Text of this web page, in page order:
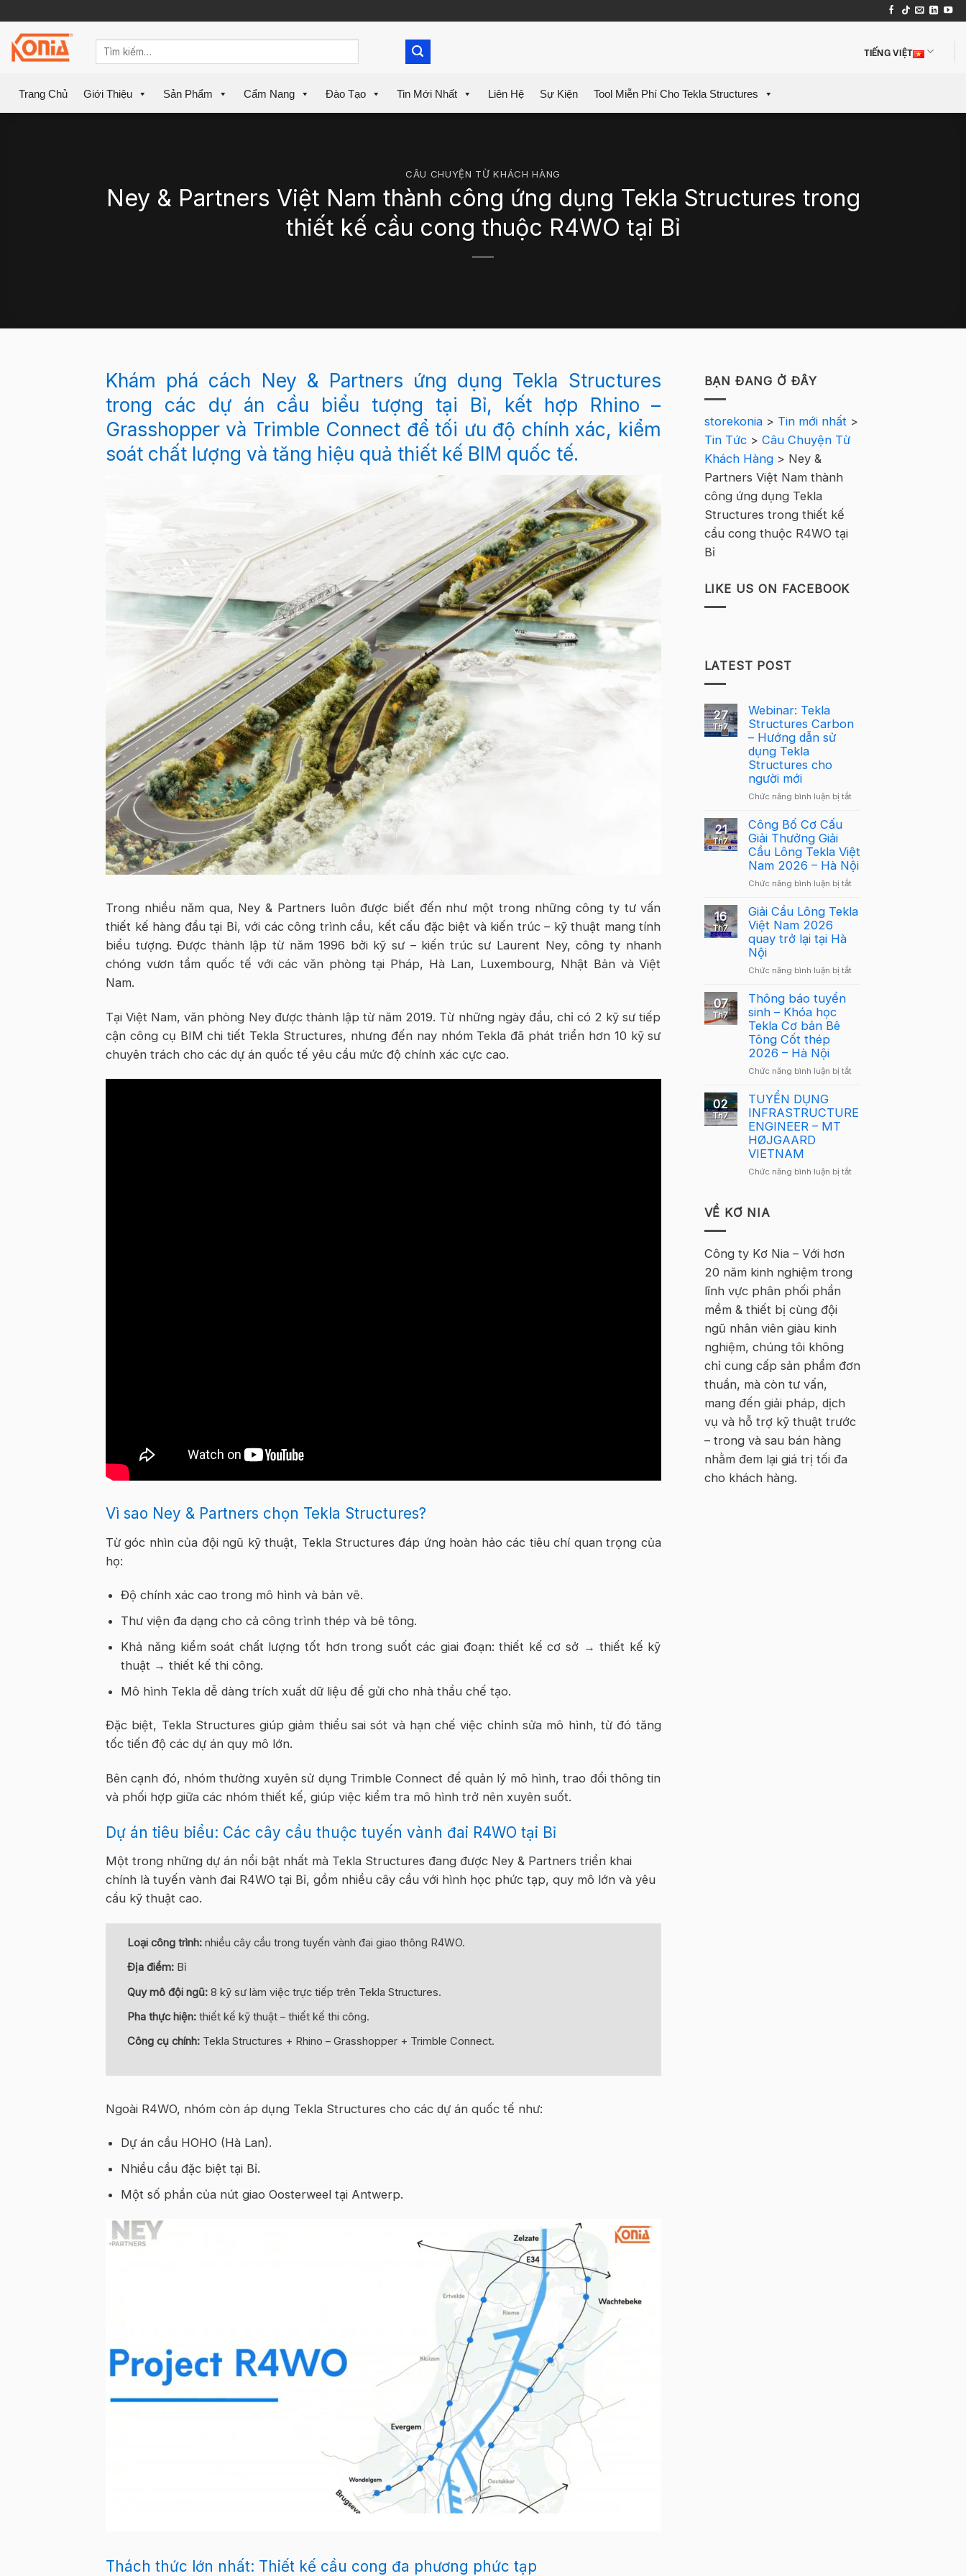
content
TIẾNG VIỆT
Trang Chủ Giới Thiệu Sản Phẩm Cẩm Nang Đào Tạo Tin Mới Nhất Liên Hệ Sự Kiện Tool Miễn Phí Cho Tekla Structures
CÂU CHUYỆN TỪ KHÁCH HÀNG
Ney & Partners Việt Nam thành công ứng dụng Tekla Structures trong
thiết kế cầu cong thuộc R4WO tại Bỉ
Khám phá cách Ney & Partners ứng dụng Tekla Structures
trong các dự án cầu biểu tượng tại Bỉ, kết hợp Rhino –
Grasshopper và Trimble Connect để tối ưu độ chính xác, kiểm
soát chất lượng và tăng hiệu quả thiết kế BIM quốc tế.
Trong nhiều năm qua, Ney & Partners luôn được biết đến như một trong những công ty tư vấn
thiết kế hàng đầu tại Bỉ, với các công trình cầu, kết cấu đặc biệt và kiến trúc – kỹ thuật mang tính
biểu tượng. Được thành lập từ năm 1996 bởi kỹ sư – kiến trúc sư Laurent Ney, công ty nhanh
chóng vươn tầm quốc tế với các văn phòng tại Pháp, Hà Lan, Luxembourg, Nhật Bản và Việt
Nam.
Tại Việt Nam, văn phòng Ney được thành lập từ năm 2019. Từ những ngày đầu, chỉ có 2 kỹ sư tiếp
cận công cụ BIM chi tiết Tekla Structures, nhưng đến nay nhóm Tekla đã phát triển hơn 10 kỹ sư
chuyên trách cho các dự án quốc tế yêu cầu mức độ chính xác cực cao.
Vì sao Ney & Partners chọn Tekla Structures?
Từ góc nhìn của đội ngũ kỹ thuật, Tekla Structures đáp ứng hoàn hảo các tiêu chí quan trọng của
họ:
Độ chính xác cao trong mô hình và bản vẽ.
Thư viện đa dạng cho cả công trình thép và bê tông.
Khả năng kiểm soát chất lượng tốt hơn trong suốt các giai đoạn: thiết kế cơ sở → thiết kế kỹ
thuật → thiết kế thi công.
Mô hình Tekla dễ dàng trích xuất dữ liệu để gửi cho nhà thầu chế tạo.
Đặc biệt, Tekla Structures giúp giảm thiểu sai sót và hạn chế việc chỉnh sửa mô hình, từ đó tăng
tốc tiến độ các dự án quy mô lớn.
Bên cạnh đó, nhóm thường xuyên sử dụng Trimble Connect để quản lý mô hình, trao đổi thông tin
và phối hợp giữa các nhóm thiết kế, giúp việc kiểm tra mô hình trở nên xuyên suốt.
Dự án tiêu biểu: Các cây cầu thuộc tuyến vành đai R4WO tại Bỉ
Một trong những dự án nổi bật nhất mà Tekla Structures đang được Ney & Partners triển khai
chính là tuyến vành đai R4WO tại Bỉ, gồm nhiều cây cầu với hình học phức tạp, quy mô lớn và yêu
cầu kỹ thuật cao.
Loại công trình: nhiều cây cầu trong tuyến vành đai giao thông R4WO.
Địa điểm: Bỉ
Quy mô đội ngũ: 8 kỹ sư làm việc trực tiếp trên Tekla Structures.
Pha thực hiện: thiết kế kỹ thuật – thiết kế thi công.
Công cụ chính: Tekla Structures + Rhino – Grasshopper + Trimble Connect.
Ngoài R4WO, nhóm còn áp dụng Tekla Structures cho các dự án quốc tế như:
Dự án cầu HOHO (Hà Lan).
Nhiều cầu đặc biệt tại Bỉ.
Một số phần của nút giao Oosterweel tại Antwerp.
Thách thức lớn nhất: Thiết kế cầu cong đa phương phức tạp
BẠN ĐANG Ở ĐÂY
storekonia> Tin mới nhất>
Tin Tức> Câu Chuyện Từ
Khách Hàng> Ney &
Partners Việt Nam thành
công ứng dụng Tekla
Structures trong thiết kế
cầu cong thuộc R4WO tại
Bỉ
LIKE US ON FACEBOOK
LATEST POST
27
Th7
Webinar: Tekla
Structures Carbon
– Hướng dẫn sử
dụng Tekla
Structures cho
người mới
Chức năng bình luận bị tắtở
Carbon
–
Hướng
dẫn
dụng
21
Th7
Công Bố Cơ Cấu
Giải Thưởng Giải
Cầu Lông Tekla Việt
Nam 2026 – Hà Nội
Chức năng bình luận bị tắtở
Bố
Giải
Hà
16
Th7
Giải Cầu Lông Tekla
Việt Nam 2026
quay trở lại tại Hà
Nội
Chức năng bình luận bị tắtở
quay
tại
07
Th7
Thông báo tuyển
sinh – Khóa học
Tekla Cơ bản Bê
Tông Cốt thép
2026 – Hà Nội
Chức năng bình luận bị tắtở
tuyển
Tekla
–
02
Th7
TUYỂN DỤNG
INFRASTRUCTURE
ENGINEER – MT
HØJGAARD
VIETNAM
Chức năng bình luận bị tắtở
VIETNAM
VỀ KƠ NIA
Công ty Kơ Nia – Với hơn
20 năm kinh nghiệm trong
lĩnh vực phân phối phần
mềm & thiết bị cùng đội
ngũ nhân viên giàu kinh
nghiệm, chúng tôi không
chỉ cung cấp sản phẩm đơn
thuần, mà còn tư vấn,
mang đến giải pháp, dịch
vụ và hỗ trợ kỹ thuật trước
– trong và sau bán hàng
nhằm đem lại giá trị tối đa
cho khách hàng.